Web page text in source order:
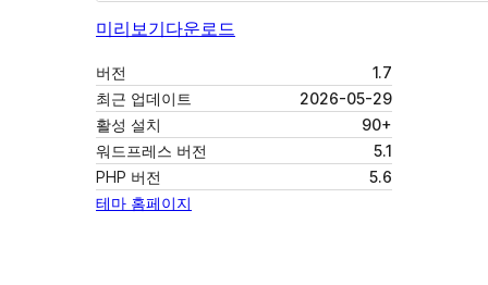
미리보기다운로드
버전
1.7
최근 업데이트
2026-05-29
활성 설치
90+
워드프레스 버전
5.1
PHP 버전
5.6
테마 홈페이지